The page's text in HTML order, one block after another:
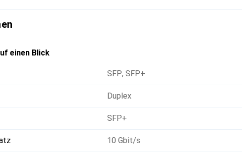
einen Blick
SFP, SFP+
Duplex
SFP+
10 Gbit/s